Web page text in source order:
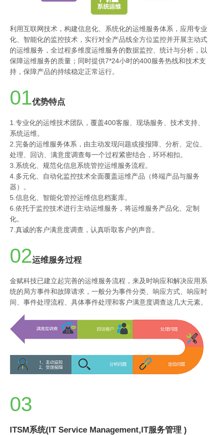
利用互联网技术，构建信息化、系统化的运维服务体系，应用专业
化、智能化的监控技术，实行对全产品线全方位监控并开展主动式
的运维服务，全过程多维度运维服务的数据监控、统计与分析，以
保障运维服务的质量；同时提供7*24小时的400服务热线和技术支
持，保障产品的持续稳定正常运行。
01优势特点
1.专业化的运维技术团队，覆盖400客服、现场服务、技术支持、
系统运维。
2.完备的运维服务体系，由主动发现问题或接报障、分析、定位、
处理、回访、满意度调查每一个过程紧密结合，环环相扣。
3.系统化、规范化信息系统管控运维服务流程。
4.多元化、自动化监控技术全面覆盖运维产品（终端产品与服务
器）。
5.信息化、智能化管控运维信息档案库。
6.依托于监控技术进行主动运维服务，将运维服务产品化、定制
化。
7.真诚的客户满意度调查，认真听取客户的声音。
02运维服务过程
金赋科技已建立起完善的运维服务流程，来及时响应和解决应用系
统的局方事件和故障请求，一般分为事件分类、响应方式、响应时
间、事件处理流程、具体事件处理和客户满意度调查这几大元素。
03
ITSM系统(IT Service Management,IT服务管理 )